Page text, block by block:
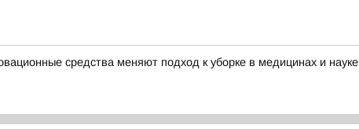
средства меняют подход к уборке в медицинах и науке